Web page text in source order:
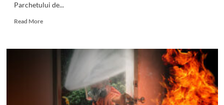
Parchetului de...
Read MoreRead
Mangalia: